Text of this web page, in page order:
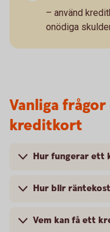
– använd
onödiga
Vanliga
kreditkort
Hur fungerar ett
Hur blir
Vem kan få ett